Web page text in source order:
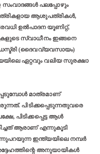
സംവാദങ്ങള്‍ പലപ്പോഴും
ആശുപത്രികള്‍,
ഉല്‍പാദന യൂണിറ്റ്,
സ്വാധീനം ഇങ്ങനെ
(ദൈവവ്യവസായം)
ഏറ്റവും വലിയ സുരക്ഷാ
മാത്രമാണ്
പിടിക്കപ്പെടുന്നതുവരെ
പിടിക്കപ്പെട്ട ആള്‍
ആരാണ് എന്നുകൂടി
ഇന്ത്യയിലെ നമ്പര്‍
അനുയായികള്‍